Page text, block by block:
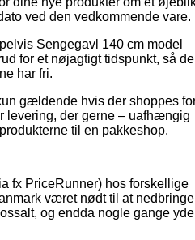
ved den vedkommende vare.
Sengegavl 140 cm model
for et nøjagtigt tidspunkt, så de
har fri.
gældende hvis der shoppes
levering, der gerne – uafhængig
til en pakkeshop.
fx PriceRunner) hos forskellige
været nødt til at nedbringe
og endda nogle gange yde